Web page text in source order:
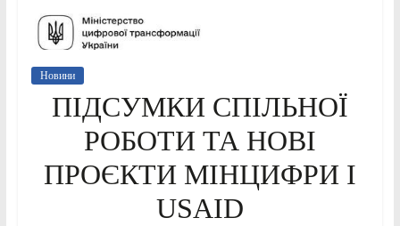
Новини
ПІДСУМКИ СПІЛЬНОЇ
РОБОТИ ТА НОВІ
ПРОЄКТИ МІНЦИФРИ І
USAID